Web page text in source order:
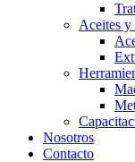
Aceites y
Nosotros
Contacto